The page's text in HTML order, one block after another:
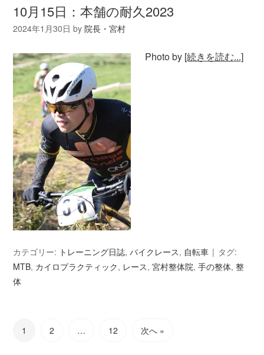
10月15日：本舗の耐久2023
2024年1月30日 by院長・宮村
Photo by [続きを読む...]
カテゴリー: トレーニング日誌,バイクレース, 自転車
タグ:
MTB, カイロプラクティック, レース,宮村整体院,手の整体,整
体
1 2 … 12 次へ »